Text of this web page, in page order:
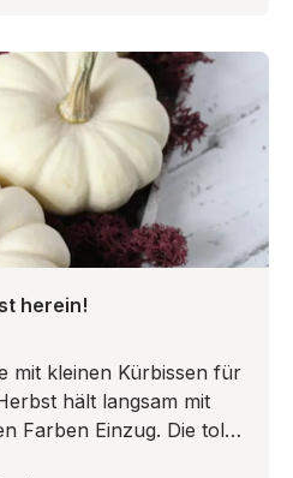
herein!
mit kleinen Kürbissen für
hält langsam mit
Farben Einzug. Die tolle